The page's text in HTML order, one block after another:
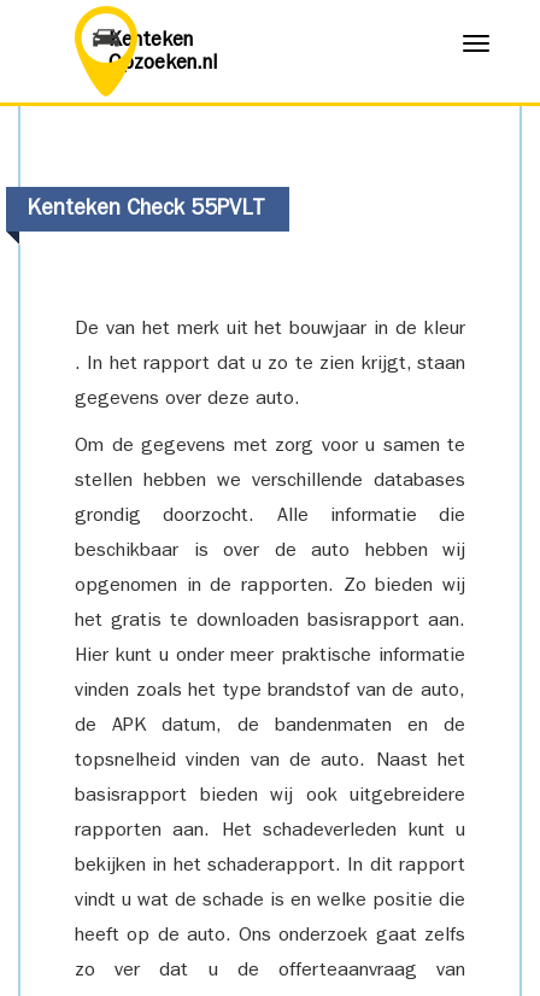
Kenteken
Opzoeken.nl
Menu
Kenteken Check 55PVLT
De van het merk uit het bouwjaar in de kleur
. In het rapport dat u zo te zien krijgt, staan
gegevens over deze auto.
Om de gegevens met zorg voor u samen te
stellen hebben we verschillende databases
grondig doorzocht. Alle informatie die
beschikbaar is over de auto hebben wij
opgenomen in de rapporten. Zo bieden wij
het gratis te downloaden basisrapport aan.
Hier kunt u onder meer praktische informatie
vinden zoals het type brandstof van de auto,
de APK datum, de bandenmaten en de
topsnelheid vinden van de auto. Naast het
basisrapport bieden wij ook uitgebreidere
rapporten aan. Het schadeverleden kunt u
bekijken in het schaderapport. In dit rapport
vindt u wat de schade is en welke positie die
heeft op de auto. Ons onderzoek gaat zelfs
zo ver dat u de offerteaanvraag van